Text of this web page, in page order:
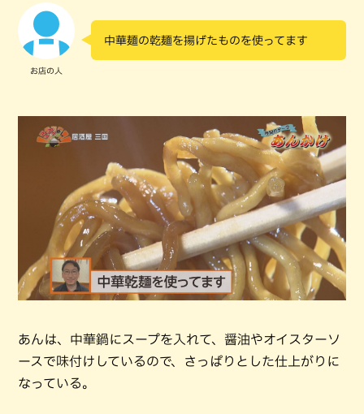
お店の人
中華麺の乾麺を揚げたものを使ってます
あんは、中華鍋にスープを入れて、醤油やオイスターソ
ースで味付けしているので、さっぱりとした仕上がりに
なっている。